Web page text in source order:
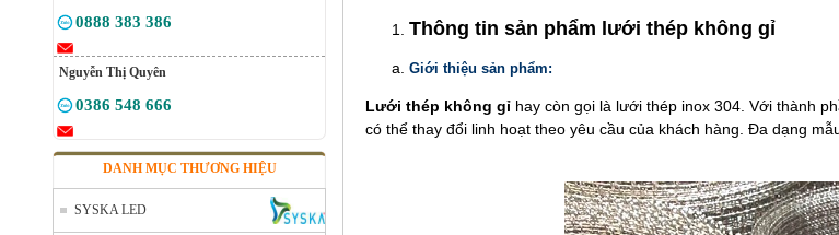
0888 383 386
Nguyễn Thị Quyên
0386 548 666
DANH MỤC THƯƠNG HIỆU
SYSKA LED
Thông tin sản phẩm ưới thép không gỉ
Giới thiệu sản phẩm:
Lưới thép không gỉ hay còn gọi là lưới thép inox 304. Với thành
có thể thay đổi linh hoạt theo yêu cầu của khách hàng. Đa dạng